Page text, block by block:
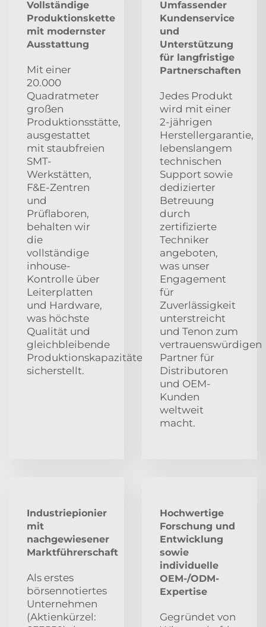
Vollständige
Produktionskette
mit modernster
Ausstattung
Mit einer
20.000
Quadratmeter
großen
Produktionsstätte,
ausgestattet
mit staubfreien
SMT-
Werkstätten,
F&E-Zentren
und
Prüflaboren,
behalten wir
die
vollständige
inhouse-
Kontrolle über
Leiterplatten
und Hardware,
was höchste
Qualität und
gleichbleibende
Produktionskapazitäten
sicherstellt.
Umfassender
Kundenservice
und
Unterstützung
für langfristige
Partnerschaften
Jedes Produkt
wird mit einer
2-jährigen
Herstellergarantie,
lebenslangem
technischen
Support sowie
dedizierter
Betreuung
durch
zertifizierte
Techniker
angeboten,
was unser
Engagement
für
Zuverlässigkeit
unterstreicht
und Tenon zum
vertrauenswürdigen
Partner für
Distributoren
und OEM-
Kunden
weltweit
macht.
Industriepionier
mit
nachgewiesener
Marktführerschaft
Als erstes
börsennotiertes
Unternehmen
(Aktienkürzel:
Hochwertige
Forschung und
Entwicklung
sowie
individuelle
OEM-/ODM-
Expertise
Gegründet von